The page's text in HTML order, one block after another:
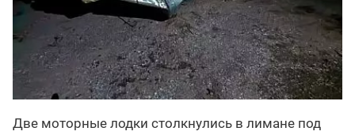
Две моторные лодки столкнулись в лимане под